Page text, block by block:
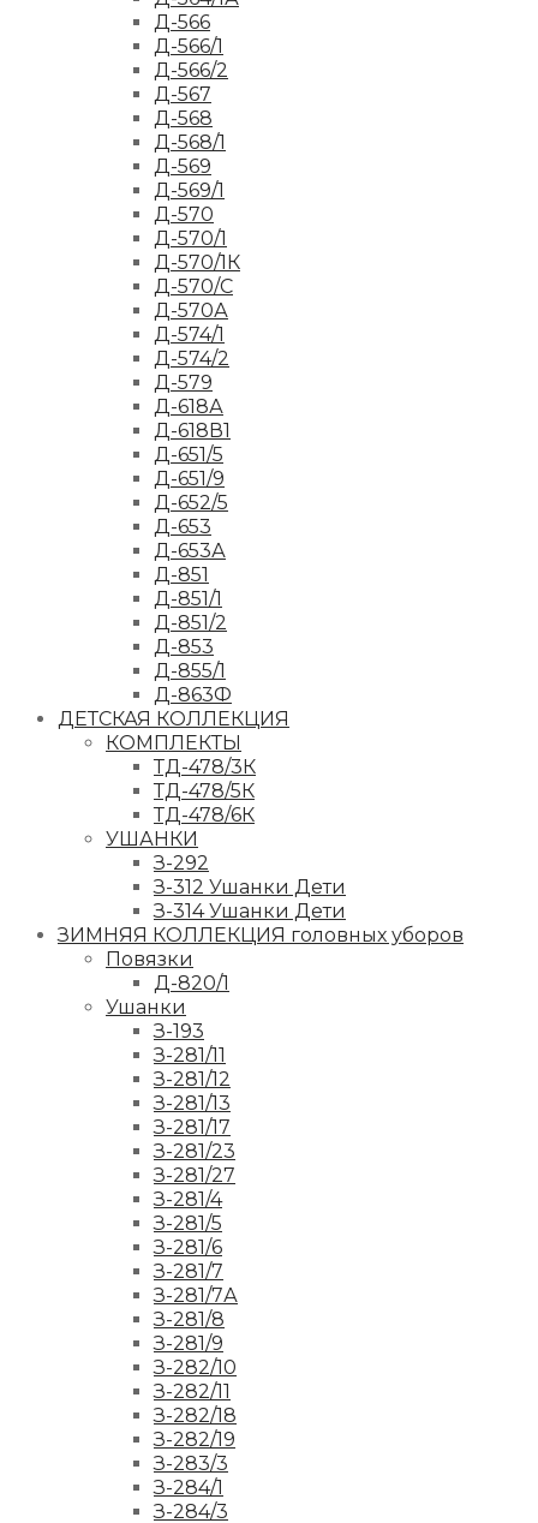
Д-566
Д-566/1
Д-566/2
Д-567
Д-568
Д-568/1
Д-569
Д-569/1
Д-570
Д-570/1
Д-570/1К
Д-570/С
Д-570А
Д-574/1
Д-574/2
Д-579
Д-618А
Д-618В1
Д-651/5
Д-651/9
Д-652/5
Д-653
Д-653А
Д-851
Д-851/1
Д-851/2
Д-853
Д-855/1
Д-863Ф
ДЕТСКАЯ КОЛЛЕКЦИЯ
КОМПЛЕКТЫ
ТД-478/3К
ТД-478/5К
ТД-478/6К
УШАНКИ
З-292
З-312 Ушанки Дети
З-314 Ушанки Дети
ЗИМНЯЯ КОЛЛЕКЦИЯ головных уборов
Повязки
Д-820/1
Ушанки
З-193
З-281/11
З-281/12
З-281/13
З-281/17
З-281/23
З-281/27
З-281/4
З-281/5
З-281/6
З-281/7
З-281/7А
З-281/8
З-281/9
З-282/10
З-282/11
З-282/18
З-282/19
З-283/3
З-284/1
З-284/3